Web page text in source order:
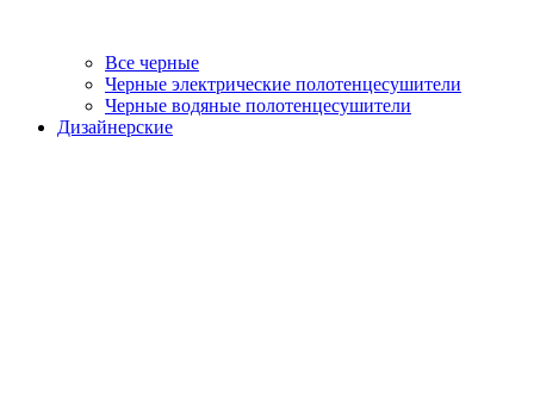
Все черные
Черные электрические полотенцесушители
Черные водяные полотенцесушители
Дизайнерские